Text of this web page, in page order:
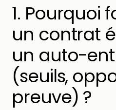
1. Pourquoi
un contrat
un auto-
(seuils,
preuve) ?